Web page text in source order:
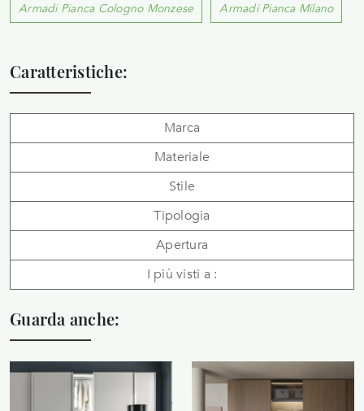
Armadi Pianca Cologno Monzese Armadi Pianca Milano
Caratteristiche:
Marca
Materiale
Stile
Tipologia
Apertura
I più visti a :
Guarda anche: